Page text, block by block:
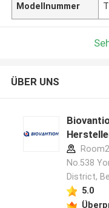
Modellnummer
ÜBER UNS
No.538
District,
5.0